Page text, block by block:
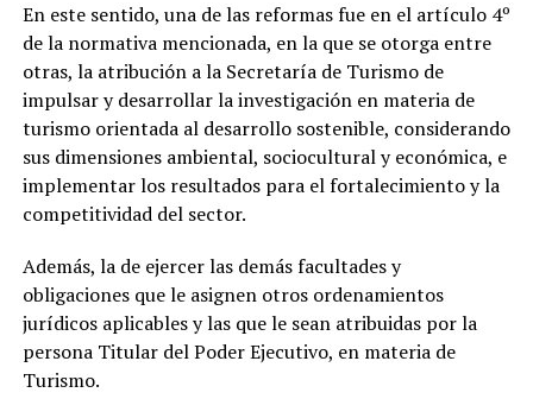
En este sentido, una de las reformas fue en el artículo 4º
de la normativa mencionada, en la que se otorga entre
otras, la atribución a la Secretaría de Turismo de
impulsar y desarrollar la investigación en materia de
turismo orientada al desarrollo sostenible, considerando
sus dimensiones ambiental, sociocultural y económica, e
implementar los resultados para el fortalecimiento y la
competitividad del sector.
Además, la de ejercer las demás facultades y
obligaciones que le asignen otros ordenamientos
jurídicos aplicables y las que le sean atribuidas por la
persona Titular del Poder Ejecutivo, en materia de
Turismo.